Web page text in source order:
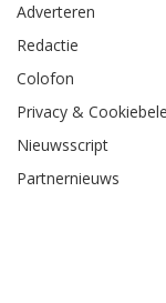
Adverteren
Redactie
Colofon
Privacy &
Nieuwsscript
Partnernieuws